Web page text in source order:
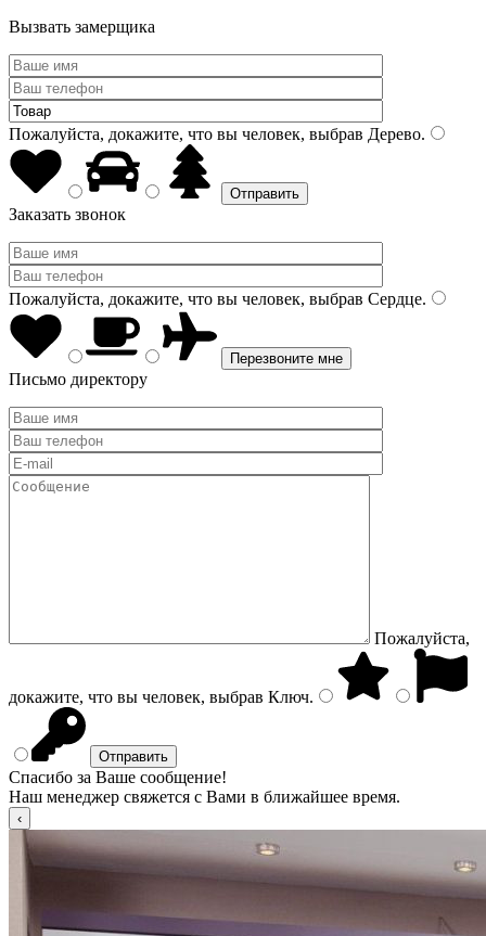
Вызвать замерщика
Пожалуйста, докажите, что вы человек, выбрав Дерево.
Заказать звонок
Пожалуйста, докажите, что вы человек, выбрав Сердце.
Письмо директору
Пожалуйста,
докажите, что вы человек, выбрав Ключ.
Спасибо за Ваше сообщение!
Наш менеджер свяжется с Вами в ближайшее время.